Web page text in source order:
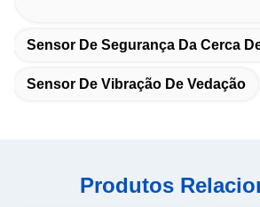
Sensor De Segurança Da Cerca
Sensor De Vibração De Vedação
Produtos